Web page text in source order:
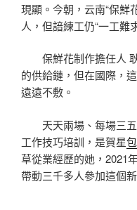
現顯。今朝，云南“保鮮
人，但諳練工仍“一工難
保鮮花制作擔任人
的供給鏈，但在國際，
遠遠不敷。
天天兩場、每場三
工作技巧培訓，是賀星
草從業經歷的她，2021
帶動三千多人參加這個